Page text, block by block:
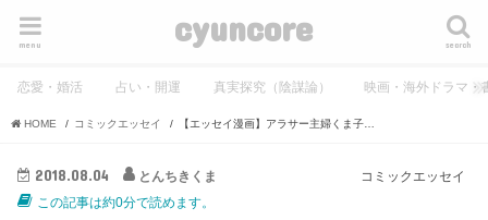
cyuncore search
menu
恋愛・婚活 占い・開運 真実探究（陰謀論） 映画・海外ドラマ・
HOME コミックエッセイ
コミックエッセイ
2018.08.04
とんちきくま
この記事は約0分で読めます。